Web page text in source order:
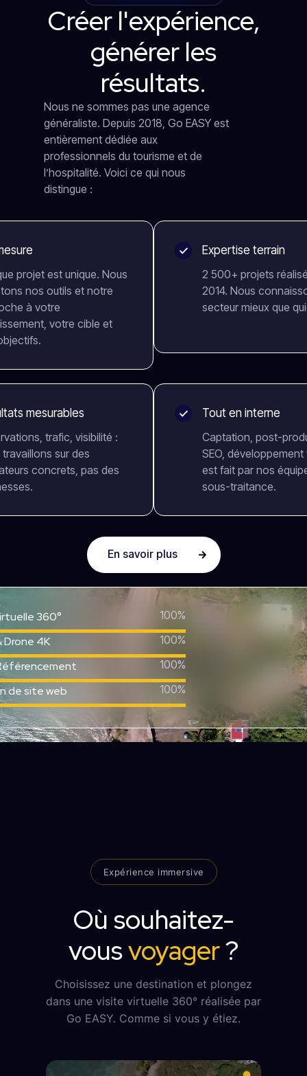
360° 100%
Drone 4K 100%
100%
de site web 100%
Créer l'expérience,
générer les
résultats.
Nous ne sommes pas une agence
généraliste. Depuis 2018, Go EASY est
entièrement dédiée aux
professionnels du tourisme et de
l’hospitalité. Voici ce qui nous
distingue :
projet est unique. Nous
nos outils et notre
à votre
votre cible et
Expertise terrain
2 500+ projets
2014. Nous
secteur mieux que
mesurables
trafic, visibilité :
sur des
concrets, pas des
Tout en interne
Captation, post-
SEO,
est fait par nos
sous-traitance.
En savoir plus
Expérience immersive
Où souhaitez-
vousvoyager?
Choisissez une destination et plongez
dans une visite virtuelle 360° réalisée par
Go EASY. Comme si vous y étiez.